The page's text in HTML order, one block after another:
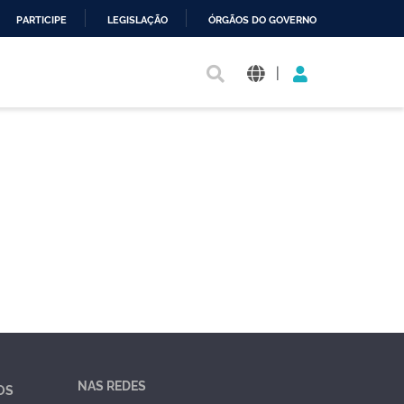
PARTICIPE LEGISLAÇÃO ÓRGÃOS DO GOVERNO
|
NAS REDES